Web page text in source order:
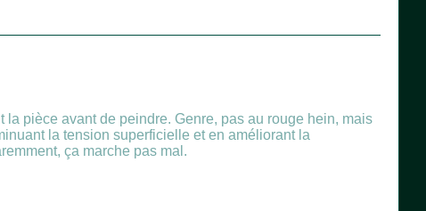
pièce avant de peindre. Genre, pas au rouge hein, mais
la tension superficielle et en améliorant la
ça marche pas mal.